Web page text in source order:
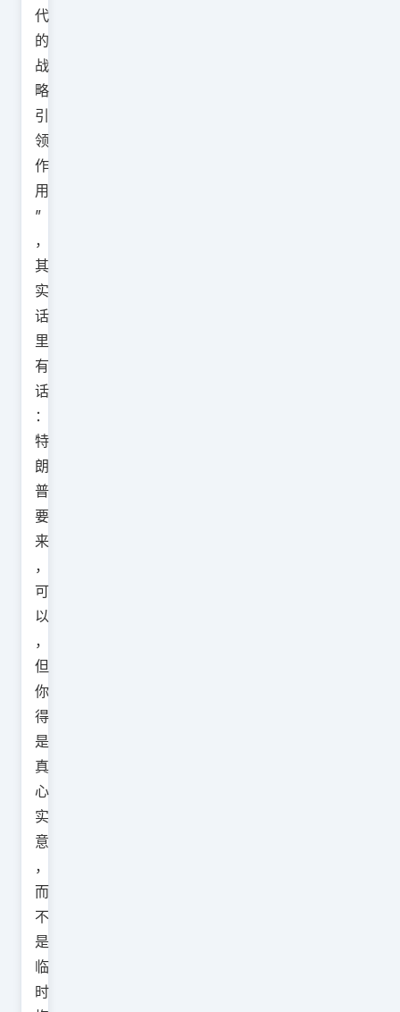
代
的
战
略
引
领
作
用
”
，
其
实
话
里
有
话
：
特
朗
普
要
来
，
可
以
，
但
你
得
是
真
心
实
意
，
而
不
是
临
时